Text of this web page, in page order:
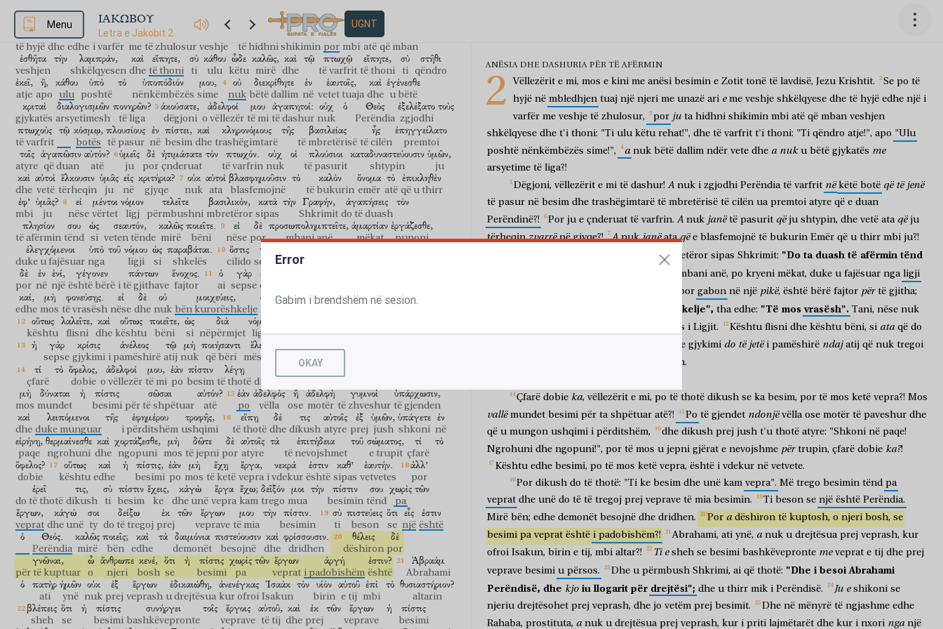
Menu ΙΑΚΩΒΟΥ
Letra e Jakobit 2
UGNT
δόξης.
të lavdisë
ἐὰν
po sepse të hyjë në sinagogë tuaj njeri
χρυσοδακτύλιος,
unazartë me
ἐσθῆτι
veshje
εἰσέλθῃ
të hyjë
δὲ
dhe
καὶ
edhe
πτωχὸς,
i varfër
ἐν
me
ῥυπαρᾷ
të zhulosur
ἐσθῆτι,
veshje
ἐπιβλέψητε
të hidhni shikimin
δὲ
por
ἐπὶ
mbi
τὸν
atë
φοροῦντα
që mban
ἐσθῆτα
veshjen
τὴν λαμπρὰν,
shkëlqyesen
καὶ
dhe
εἴπητε,
të thoni
σὺ
ti
κάθου
ulu
ὧδε
këtu
καλῶς,
mirë
καὶ
dhe
τῷ πτωχῷ
të varfrit
εἴπητε,
të thoni
σὺ
ti
στῆθι
qëndro
ἐκεῖ,
atje
ἢ,
apo
κάθου
ulu
ὑπὸ
poshtë
τὸ ὑποπόδιόν
nënkëmbëzës
μου,
sime
οὐ
nuk
διεκρίθητε
bëtë dallim
ἐν
në
ἑαυτοῖς,
vetet tuaja
καὶ
dhe
ἐγένεσθε
u bëtë
κριταὶ
gjykatës
διαλογισμῶν
arsyetimesh
πονηρῶν?
të liga
ἀκούσατε,
dëgjoni
ἀδελφοί
o vëllezër
μου
të mi
ἀγαπητοί:
të dashur
οὐχ
nuk
ὁ Θεὸς
Perëndia
ἐξελέξατο
zgjodhi
τοὺς
πτωχοὺς
të varfrit
τῷ κόσμῳ,
botës
πλουσίους
të pasur
ἐν
në
πίστει,
besim
καὶ
dhe
κληρονόμους
trashëgimtarë
τῆς βασιλείας
të mbretërisë
ἧς
të cilën
ἐπηγγείλατο
premtoi
τοῖς
atyre
ἀγαπῶσιν
që duan
αὐτόν?
atë
ὑμεῖς
ju
δὲ
por
ἠτιμάσατε
çnderuat
τὸν πτωχόν.
të varfrin
οὐχ
nuk
οἱ πλούσιοι
të pasurit
καταδυναστεύουσιν
shtypin
ὑμῶν,
ju
καὶ
dhe
αὐτοὶ
vetë
ἕλκουσιν
tërheqin
ὑμᾶς
ju
εἰς
në
κριτήρια?
gjyqe
οὐκ
nuk
αὐτοὶ
ata
βλασφημοῦσιν
blasfemojnë
τὸ καλὸν
të bukurin
ὄνομα
emër
τὸ
atë
ἐπικληθὲν
që u thirr
ἐφ’
mbi
ὑμᾶς?
ju
εἰ
nëse
μέντοι
vërtet
νόμον
ligj
τελεῖτε
përmbushni
βασιλικὸν,
mbretëror
κατὰ
sipas
τὴν Γραφήν,
Shkrimit
ἀγαπήσεις
do të duash
τὸν
πλησίον
të afërmin
σου
tënd
ὡς
si
σεαυτόν,
veten tënde
καλῶς
mirë
ποιεῖτε.
bëni
εἰ
nëse
δὲ
por
προσωπολημπτεῖτε,
mbani anë
ἁμαρτίαν
mëkat
ἐργάζεσθε,
punoni
ἐλεγχόμενοι
duke u fajësuar
ὑπὸ
nga
τοῦ νόμου
ligji
ὡς
si
παραβάται.
shkelës
ὅστις
cilido
γὰρ
sepse tërë
δὲ
por
ἐν
në
ἑνί,
një
γέγονεν
është bërë
πάντων
i të gjithave
ἔνοχος.
fajtor
ὁ
ai
γὰρ
sepse
εἰπών,
që tha
καί,
edhe
μὴ
mos
φονεύσῃς.
të vrasësh
εἰ
nëse
δὲ
dhe
οὐ
nuk
μοιχεύεις,
bën kurorëshkelje
φονεύεις δέ, γέγονας παραβάτης νόμου.
οὕτως
kështu
λαλεῖτε,
flisni
καὶ
dhe
οὕτως
kështu
ποιεῖτε,
bëni
ὡς
si
διὰ
nëpërmjet
νόμου
ligji lirie duke qenë gati për t'u gjykuar
ἡ γὰρ
sepse
κρίσις
gjykimi
ἀνέλεος
i pamëshirë
τῷ
atij
μὴ
nuk
ποιήσαντι
që bëri
ἔλεος.
mëshirë ngadhënjen
τί
çfarë
τὸ ὄφελος,
dobie
ἀδελφοί
o vëllezër
μου,
të mi
ἐὰν
po
πίστιν
besim
λέγῃ
të thotë dikush
ἔχειν
μὴ
mos
δύναται
mundet
ἡ πίστις
besimi
σῶσαι
për të shpëtuar
αὐτόν?
atë
ἐὰν
po
ἀδελφὸς
vëlla
ἢ
ose
ἀδελφὴ
motër
γυμνοὶ
të zhveshur
ὑπάρχωσιν,
të gjenden
καὶ
dhe
λειπόμενοι
duke munguar
τῆς ἐφημέρου
i përditshëm
τροφῆς,
ushqimi
εἴπῃ
të thotë
δέ
dhe
τις
dikush
αὐτοῖς
atyre
ἐξ
prej
ὑμῶν,
jush
ὑπάγετε
shkoni
ἐν
në
εἰρήνῃ,
paqe
θερμαίνεσθε
ngrohuni
καὶ
dhe
χορτάζεσθε,
ngopuni
μὴ
mos
δῶτε
të jepni
δὲ
por
αὐτοῖς
atyre
τὰ ἐπιτήδεια
të nevojshmet
τοῦ σώματος,
e trupit
τί
çfarë
τὸ
ὄφελος?
dobie
οὕτως
kështu
καὶ
edhe
ἡ πίστις,
besimi
ἐὰν
po
μὴ
mos
ἔχῃ
të ketë
ἔργα,
vepra
νεκρά
i vdekur
ἐστιν
është
καθ’
sipas
ἑαυτήν.
vetvetes
ἀλλ’
por
ἐρεῖ
do të thotë
τις,
dikush
σὺ
ti
πίστιν
besim
ἔχεις,
ke
κἀγὼ
dhe unë
ἔργα
vepra
ἔχω;
kam
δεῖξόν
trego
μοι
mua
τὴν πίστιν
besimin
σου
tënd
χωρὶς
pa
τῶν
ἔργων,
veprat
κἀγώ
dhe unë
σοι
ty
δείξω
do të tregoj
ἐκ
prej
τῶν ἔργων
veprave
μου
të mia
τὴν πίστιν.
besimin
σὺ
ti
πιστεύεις
beson
ὅτι
se
εἷς
një
ἐστιν
është
ὁ Θεός.
Perëndia
καλῶς
mirë
ποιεῖς;
bën
καὶ
edhe
τὰ δαιμόνια
demonët
πιστεύουσιν
besojnë
καὶ
dhe
φρίσσουσιν.
dridhen
θέλεις
dëshiron
δὲ
por
γνῶναι,
për të kuptuar
ὦ
o
ἄνθρωπε
njeri
κενέ,
bosh
ὅτι
se
ἡ πίστις
besimi
χωρὶς
pa
τῶν ἔργων
veprat
ἀργή
i padobishëm
ἐστιν?
është
Ἀβραὰμ
Abrahami
ὁ πατὴρ
ati
ἡμῶν
ynë
οὐκ
nuk
ἐξ
prej
ἔργων
veprash
ἐδικαιώθη,
u drejtësua
ἀνενέγκας
kur ofroi
Ἰσαὰκ
Isakun
τὸν υἱὸν
birin
αὐτοῦ
e tij
ἐπὶ
mbi
τὸ θυσιαστήριον?
altarin
βλέπεις
sheh
ὅτι
se
ἡ πίστις
besimi
συνήργει
bashkëvepronte
τοῖς ἔργοις
veprave
αὐτοῦ,
të tij
καὶ
dhe
ἐκ
prej
τῶν ἔργων
veprave
ἡ πίστις
besimi
ANËSIA DHE DASHURIA PËR TË AFËRMIN
2 Vëllezërit e mi, mos e kini me anësi besimin e Zotit tonë të lavdisë, Jezu Krishtit. Se po të
hyjë në mbledhjen tuaj një njeri me unazë ari e me veshje shkëlqyese dhe të hyjë edhe një i
varfër me veshje të zhulosur, por ju ta hidhni shikimin mbi atë që mban veshjen
shkëlqyese dhe t'i thoni: "Ti ulu këtu rehat!", dhe të varfrit t'i thoni: "Ti qëndro atje!", apo "Ulu
poshtë nënkëmbëzës sime!", a nuk bëtë dallim ndër vete dhe a nuk u bëtë gjykatës me
arsyetime të liga?!
Dëgjoni, vëllezërit e mi të dashur! A nuk i zgjodhi Perëndia të varfrit në këtë botë që të jenë
të pasur në besim dhe trashëgimtarë të mbretërisë të cilën ua premtoi atyre që e duan
Perëndinë?!
Por ju e çnderuat të varfrin. A nuk janë të pasurit që ju shtypin, dhe vetë ata që ju
tërheqin zvarrë në gjyqe?! A nuk janë ata që e blasfemojnë të bukurin Emër që u thirr mbi ju?!
mbretëror sipas Shkrimit: "Do ta duash të afërmin tënd
mbani anë, po kryeni mëkat, duke u fajësuar nga ligji
por gabon në një pikë, është bërë fajtor për të gjitha;
kurorëshkelje", tha edhe: "Të mos vrasësh". Tani, nëse nuk
shkelës i Ligjit. Kështu flisni dhe kështu bëni, si ata që do
sepse gjykimi do të jetë i pamëshirë ndaj atij që nuk tregoi
gjykimin.
Çfarë dobie ka, vëllezërit e mi, po të thotë dikush se ka besim, por të mos ketë vepra?! Mos
vallë mundet besimi për ta shpëtuar atë?! Po të gjendet ndonjë vëlla ose motër të paveshur dhe
që u mungon ushqimi i përditshëm, dhe dikush prej jush t'u thotë atyre: "Shkoni në paqe!
Ngrohuni dhe ngopuni!", por të mos u jepni gjërat e nevojshme për trupin, çfarë dobie ka?!
Kështu edhe besimi, po të mos ketë vepra, është i vdekur në vetvete.
Por dikush do të thotë: "Ti ke besim dhe unë kam vepra". Më trego besimin tënd pa
veprat dhe unë do të të tregoj prej veprave të mia besimin. Ti beson se një është Perëndia.
Mirë bën; edhe demonët besojnë dhe dridhen. Por a dëshiron të kuptosh, o njeri bosh, se
besimi pa veprat është i padobishëm?! Abrahami, ati ynë, a nuk u drejtësua prej veprash, kur
ofroi Isakun, birin e tij, mbi altar?! Ti e sheh se besimi bashkëvepronte me veprat e tij dhe prej
veprave besimi u përsos. Dhe u përmbush Shkrimi, ai që thotë: "Dhe i besoi Abrahami
Perëndisë, dhe kjo iu llogarit për drejtësi"; dhe u thirr mik i Perëndisë. Ju e shikoni se
njeriu drejtësohet prej veprash, dhe jo vetëm prej besimit. Dhe në mënyrë të ngjashme edhe
Rahaba, prostituta, a nuk u drejtësua prej veprash, kur i priti lajmëtarët dhe kur i nxori nga një
Error
Gabim i brendshëm në sesion.
OKAY